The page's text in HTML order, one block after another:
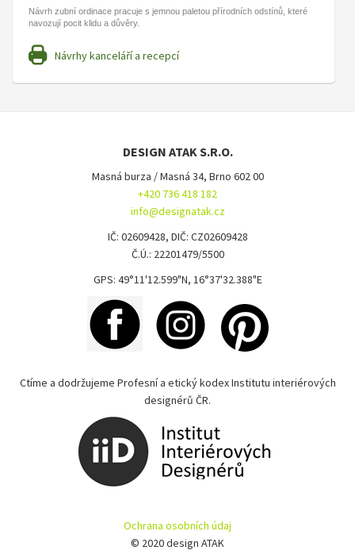
Návrh zubní ordinace pracuje s jemnou paletou přírodních odstínů, které
navozují pocit klidu a důvěry.
Návrhy kanceláří a recepcí
DESIGN ATAK S.R.O.
Masná burza / Masná 34, Brno 602 00
+420 736 418 182
info@designatak.cz
IČ: 02609428, DIČ: CZ02609428
Č.Ú.: 22201479/5500
GPS: 49°11'12.599"N, 16°37'32.388"E
Ctíme a dodržujeme Profesní a etický kodex Institutu interiérových
designérů ČR.
Ochrana osobních údaj
© 2020 design ATAK